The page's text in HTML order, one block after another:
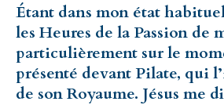
Étant dans mon état
les Heures de la Passion de
particulièrement sur le
présenté devant Pilate, qui
de son Royaume. Jésus me